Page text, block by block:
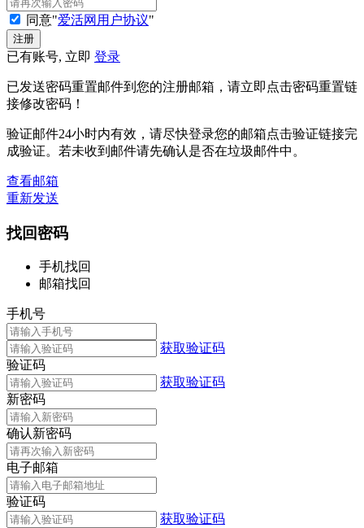
同意"爱活网用户协议"
已有账号, 立即 登录
已发送密码重置邮件到您的注册邮箱，请立即点击密码重置链
接修改密码！
验证邮件24小时内有效，请尽快登录您的邮箱点击验证链接完
成验证。若未收到邮件请先确认是否在垃圾邮件中。
查看邮箱
重新发送
找回密码
手机找回
邮箱找回
手机号
获取验证码
验证码
获取验证码
新密码
确认新密码
电子邮箱
验证码
获取验证码